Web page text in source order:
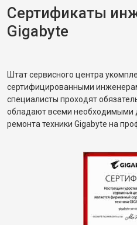
Сертификаты
Gigabyte
Штат сервисного центра
сертифицированными
специалисты проходят
обладают всеми необходимыми
ремонта техники Gigabyte на